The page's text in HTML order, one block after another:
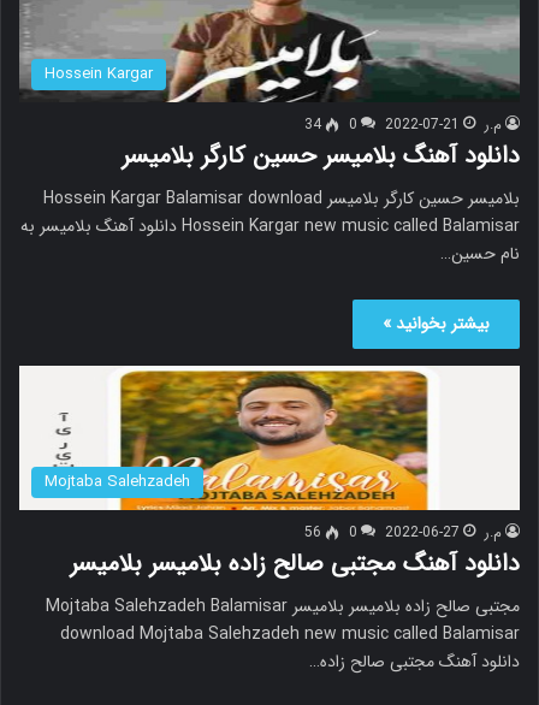
Hossein Kargar
م.ر 2022-07-21
0
34
دانلود آهنگ بلامیسر حسین کارگر بلامیسر
بلامیسر حسین کارگر بلامیسر Hossein Kargar Balamisar download
Hossein Kargar new music called Balamisar دانلود آهنگ بلامیسر به
نام حسین…
بیشتر بخوانید »
Mojtaba Salehzadeh
م.ر 2022-06-27
0
56
دانلود آهنگ مجتبی صالح زاده بلامیسر بلامیسر
مجتبی صالح زاده بلامیسر بلامیسر Mojtaba Salehzadeh Balamisar
download Mojtaba Salehzadeh new music called Balamisar
دانلود آهنگ مجتبی صالح زاده…